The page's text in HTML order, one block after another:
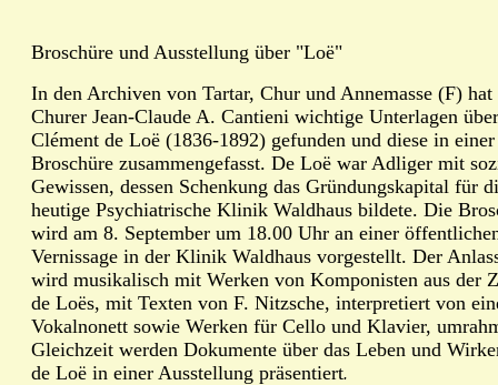
Broschüre und Ausstellung über "Loë"
In den Archiven von Tartar, Chur und Annemasse (F) hat
Churer Jean-Claude A. Cantieni wichtige Unterlagen über
Clément de Loë (1836-1892) gefunden und diese in einer
Broschüre zusammengefasst. De Loë war Adliger mit
Gewissen, dessen Schenkung das Gründungskapital für
heutige Psychiatrische Klinik Waldhaus bildete. Die
wird am 8. September um 18.00 Uhr an einer
Vernissage in der Klinik Waldhaus vorgestellt. Der
wird musikalisch mit Werken von Komponisten aus der
de Loës, mit Texten von F. Nitzsche, interpretiert von
Vokalnonett sowie Werken für Cello und Klavier,
Gleichzeit werden Dokumente über das Leben und
de Loë in einer Ausstellung präsentiert.